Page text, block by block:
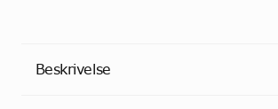
Beskrivelse